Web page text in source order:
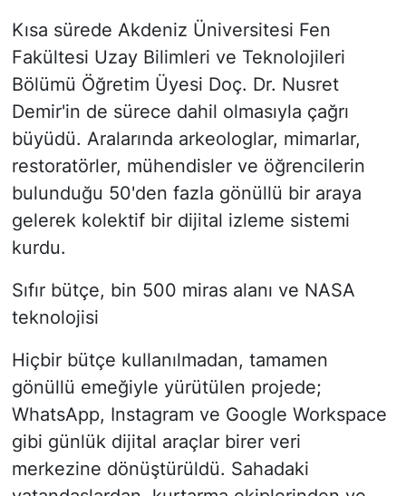
Kısa sürede Akdeniz Üniversitesi Fen
Fakültesi Uzay Bilimleri ve Teknolojileri
Bölümü Öğretim Üyesi Doç. Dr. Nusret
Demir'in de sürece dahil olmasıyla çağrı
büyüdü. Aralarında arkeologlar, mimarlar,
restoratörler, mühendisler ve öğrencilerin
bulunduğu 50'den fazla gönüllü bir araya
gelerek kolektif bir dijital izleme sistemi
kurdu.
Sıfır bütçe, bin 500 miras alanı ve NASA
teknolojisi
Hiçbir bütçe kullanılmadan, tamamen
gönüllü emeğiyle yürütülen projede;
WhatsApp, Instagram ve Google Workspace
gibi günlük dijital araçlar birer veri
merkezine dönüştürüldü. Sahadaki